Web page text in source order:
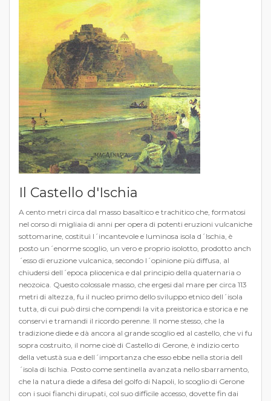
Il Castello d'Ischia
A cento metri circa dal masso basaltico e trachitico che, formatosi
nel corso di migliaia di anni per opera di potenti eruzioni vulcaniche
sottomarine, costituì l´incantevole e luminosa isola d´Ischia, è
posto un´enorme scoglio, un vero e proprio isolotto, prodotto anch
´esso di eruzione vulcanica, secondo l´opinione più diffusa, al
chiudersi dell´epoca pliocenica e dal principio della quaternaria o
neozoica. Questo colossale masso, che ergesi dal mare per circa 113
metri di altezza, fu il nucleo primo dello sviluppo etnico dell´isola
tutta, di cui può dirsi che compendi la vita preistorica e storica e ne
conservi e tramandi il ricordo perenne. Il nome stesso, che la
tradizione diede e dà ancora al grande scoglio ed al castello, che vi fu
sopra costruito, il nome cioè di Castello di Gerone, è indizio certo
della vetustà sua e dell´importanza che esso ebbe nella storia dell
´isola di Ischia. Posto come sentinella avanzata nello sbarramento,
che la natura diede a difesa del golfo di Napoli, lo scoglio di Gerone
con i suoi fianchi dirupati, col suo difficile accesso, dovette fin dai